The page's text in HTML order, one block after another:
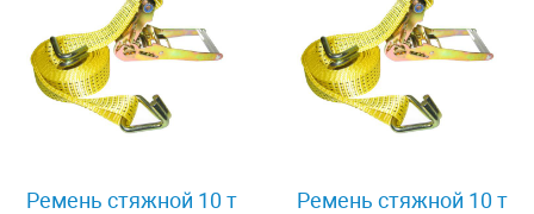
Ремень стяжной 10 т
Ремень стяжной 10 т